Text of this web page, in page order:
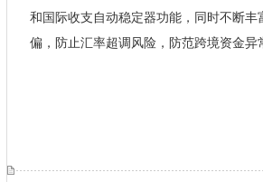
和国际收支自动稳定器功能，同时不断
偏，防止汇率超调风险，防范跨境资金异